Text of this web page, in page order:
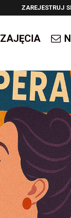
ZAREJESTRUJ
ZAJĘCIA